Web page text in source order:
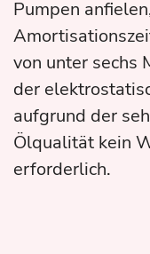
Pumpen
von unter sechs
der
aufgrund der
Ölqualität kein
erforderlich.